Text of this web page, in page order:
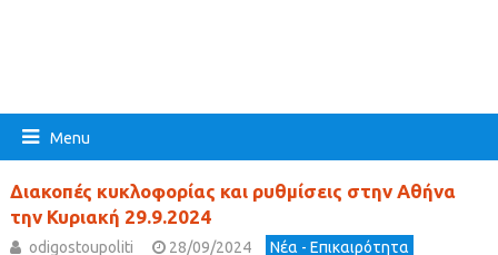
Menu
Διακοπές κυκλοφορίας και ρυθμίσεις στην Αθήνα
την Κυριακή 29.9.2024
odigostoupoliti 28/09/2024
Νέα - Επικαιρότητα